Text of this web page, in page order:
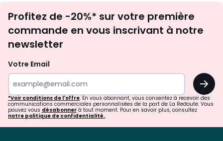
newsletter
Profitez de -20%* sur votre première
commande en vous inscrivant à notre
newsletter
Votre Email
OK
*Voir conditions de l'offre. En vous abonnant, vous consentez à recevoir des
communications commerciales personnalisées de la part de La Redoute. Vous
pouvez vous désabonner à tout moment. Pour en savoir plus, consultez
notre politique de confidentialité.